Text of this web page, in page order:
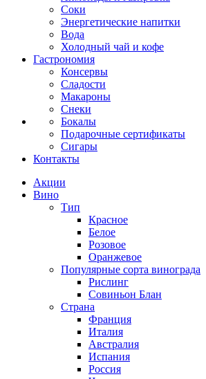
Соки
Энергетические напитки
Вода
Холодный чай и кофе
Гастрономия
Консервы
Сладости
Макароны
Снеки
Бокалы
Подарочные сертификаты
Сигары
Контакты
Акции
Вино
Тип
Красное
Белое
Розовое
Оранжевое
Популярные сорта винограда
Рислинг
Совиньон Блан
Страна
Франция
Италия
Австралия
Испания
Россия